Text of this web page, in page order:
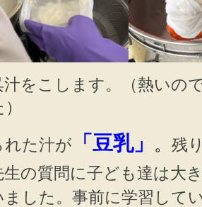
汁をこします。（熱いの
れた汁が 「豆乳」 。 残
の質問に子ども達は大
ました。事前に学習して